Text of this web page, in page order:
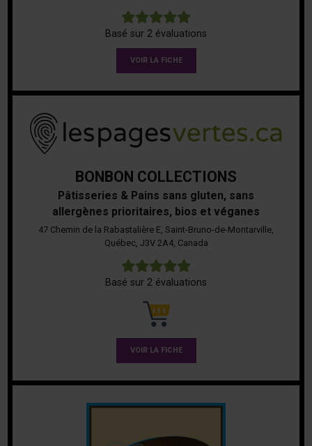
Basé sur 2 évaluations
VOIR LA FICHE
BONBON COLLECTIONS
Pâtisseries & Pains sans gluten, sans
allergènes prioritaires, bios et véganes
47 Chemin de la Rabastalière E, Saint-Bruno-de-Montarville,
Québec, J3V 2A4, Canada
Basé sur 2 évaluations
VOIR LA FICHE